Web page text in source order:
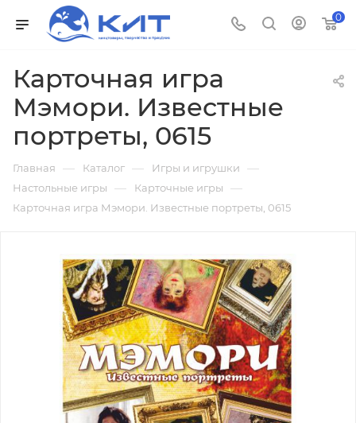
0
Карточная игра
Мэмори. Известные
портреты, 0615
Главная — Каталог — Игры и игрушки —
Настольные игры — Карточные игры —
Карточная игра Мэмори. Известные портреты, 0615